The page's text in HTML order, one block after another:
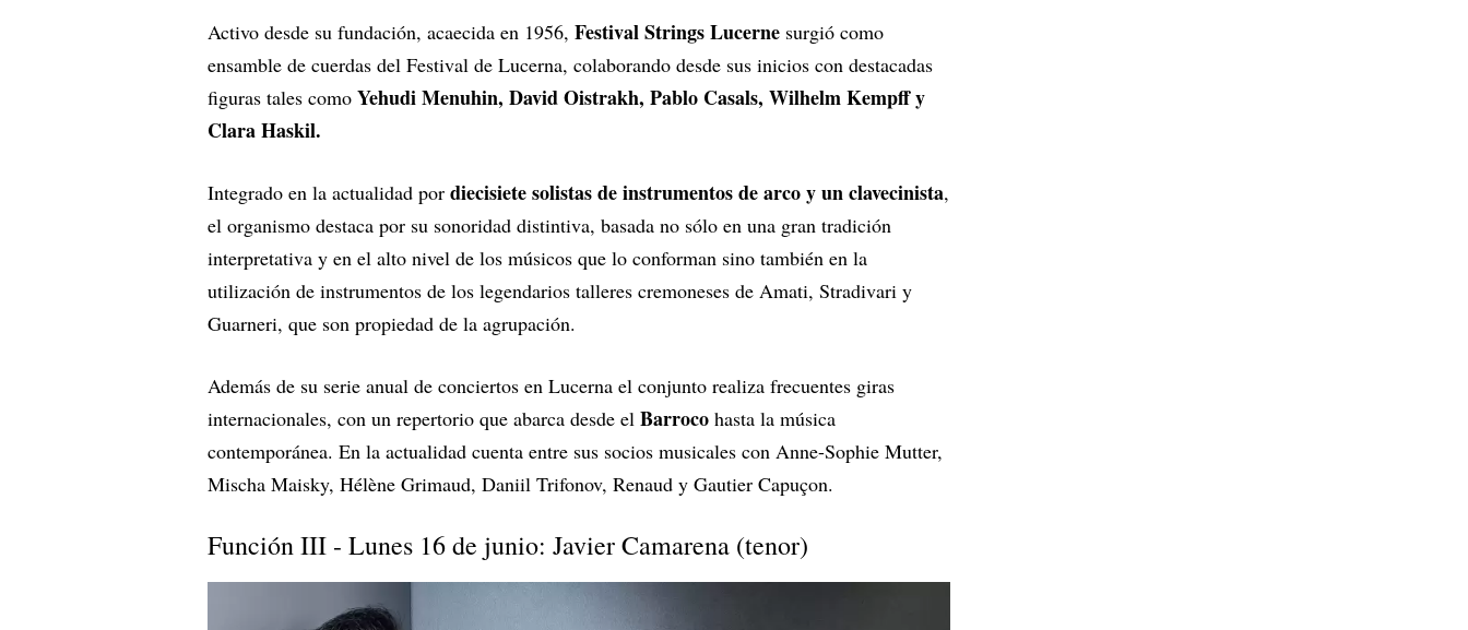
Activo desde su fundación, acaecida en 1956, Festival Strings Lucerne surgió como
ensamble de cuerdas del Festival de Lucerna, colaborando desde sus inicios con destacadas
figuras tales como Yehudi Menuhin, David Oistrakh, Pablo Casals, Wilhelm Kempff y
Clara Haskil.
Integrado en la actualidad por diecisiete solistas de instrumentos de arco y un clavecinista,
el organismo destaca por su sonoridad distintiva, basada no sólo en una gran tradición
interpretativa y en el alto nivel de los músicos que lo conforman sino también en la
utilización de instrumentos de los legendarios talleres cremoneses de Amati, Stradivari y
Guarneri, que son propiedad de la agrupación.
Además de su serie anual de conciertos en Lucerna el conjunto realiza frecuentes giras
internacionales, con un repertorio que abarca desde el Barroco hasta la música
contemporánea. En la actualidad cuenta entre sus socios musicales con Anne-Sophie Mutter,
Mischa Maisky, Hélène Grimaud, Daniil Trifonov, Renaud y Gautier Capuçon.
Función III - Lunes 16 de junio: Javier Camarena (tenor)